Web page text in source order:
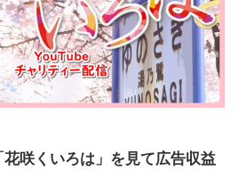
花咲くいろは」を見て広告収益